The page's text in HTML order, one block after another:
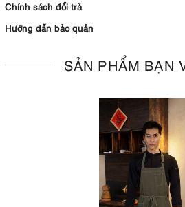
Chính sách đổi trả
Hướng dẫn bảo quản
SẢN PHẨM BẠN